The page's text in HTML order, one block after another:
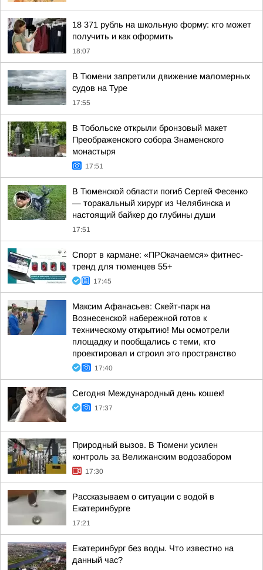
18 371 рубль на школьную форму: кто может
получить и как оформить
18:07
В Тюмени запретили движение маломерных
судов на Туре
17:55
В Тобольске открыли бронзовый макет
Преображенского собора Знаменского
монастыря
17:51
В Тюменской области погиб Сергей Фесенко
— торакальный хирург из Челябинска и
настоящий байкер до глубины души
17:51
Спорт в кармане: «ПРОкачаемся» фитнес-
тренд для тюменцев 55+
17:45
Максим Афанасьев: Скейт-парк на
Вознесенской набережной готов к
техническому открытию! Мы осмотрели
площадку и пообщались с теми, кто
проектировал и строил это пространство
17:40
Сегодня Международный день кошек!
17:37
Природный вызов. В Тюмени усилен
контроль за Велижанским водозабором
17:30
Рассказываем о ситуации с водой в
Екатеринбурге
17:21
Екатеринбург без воды. Что известно на
данный час?